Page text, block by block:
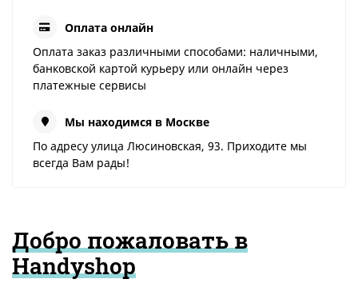
Оплата онлайн
Оплата заказ различными способами: наличными,
банковской картой курьеру или онлайн через
платежные сервисы
Мы находимся в Москве
По адресу улица Люсиновская, 93. Приходите мы
всегда Вам рады!
Добро пожаловать в
Handyshop